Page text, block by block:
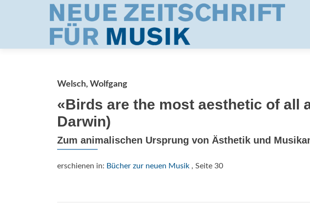
Welsch, Wolfgang
«Birds are the most aesthetic of all
Darwin)
Zum animalischen Ursprung von Ästhetik und
erschienen in: Bücher zur neuen Musik , Seite 30